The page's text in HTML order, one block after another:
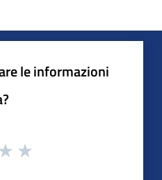
le informazioni